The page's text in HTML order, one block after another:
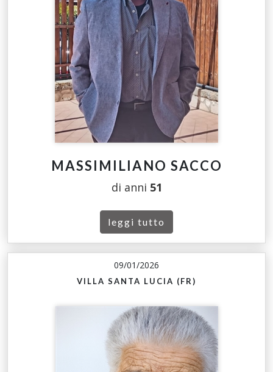
MASSIMILIANO SACCO
di anni 51
leggi tutto
09/01/2026
VILLA SANTA LUCIA (FR)